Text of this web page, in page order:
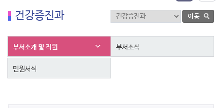
건강증진과
부서소개 및 직원 부서소식
민원서식